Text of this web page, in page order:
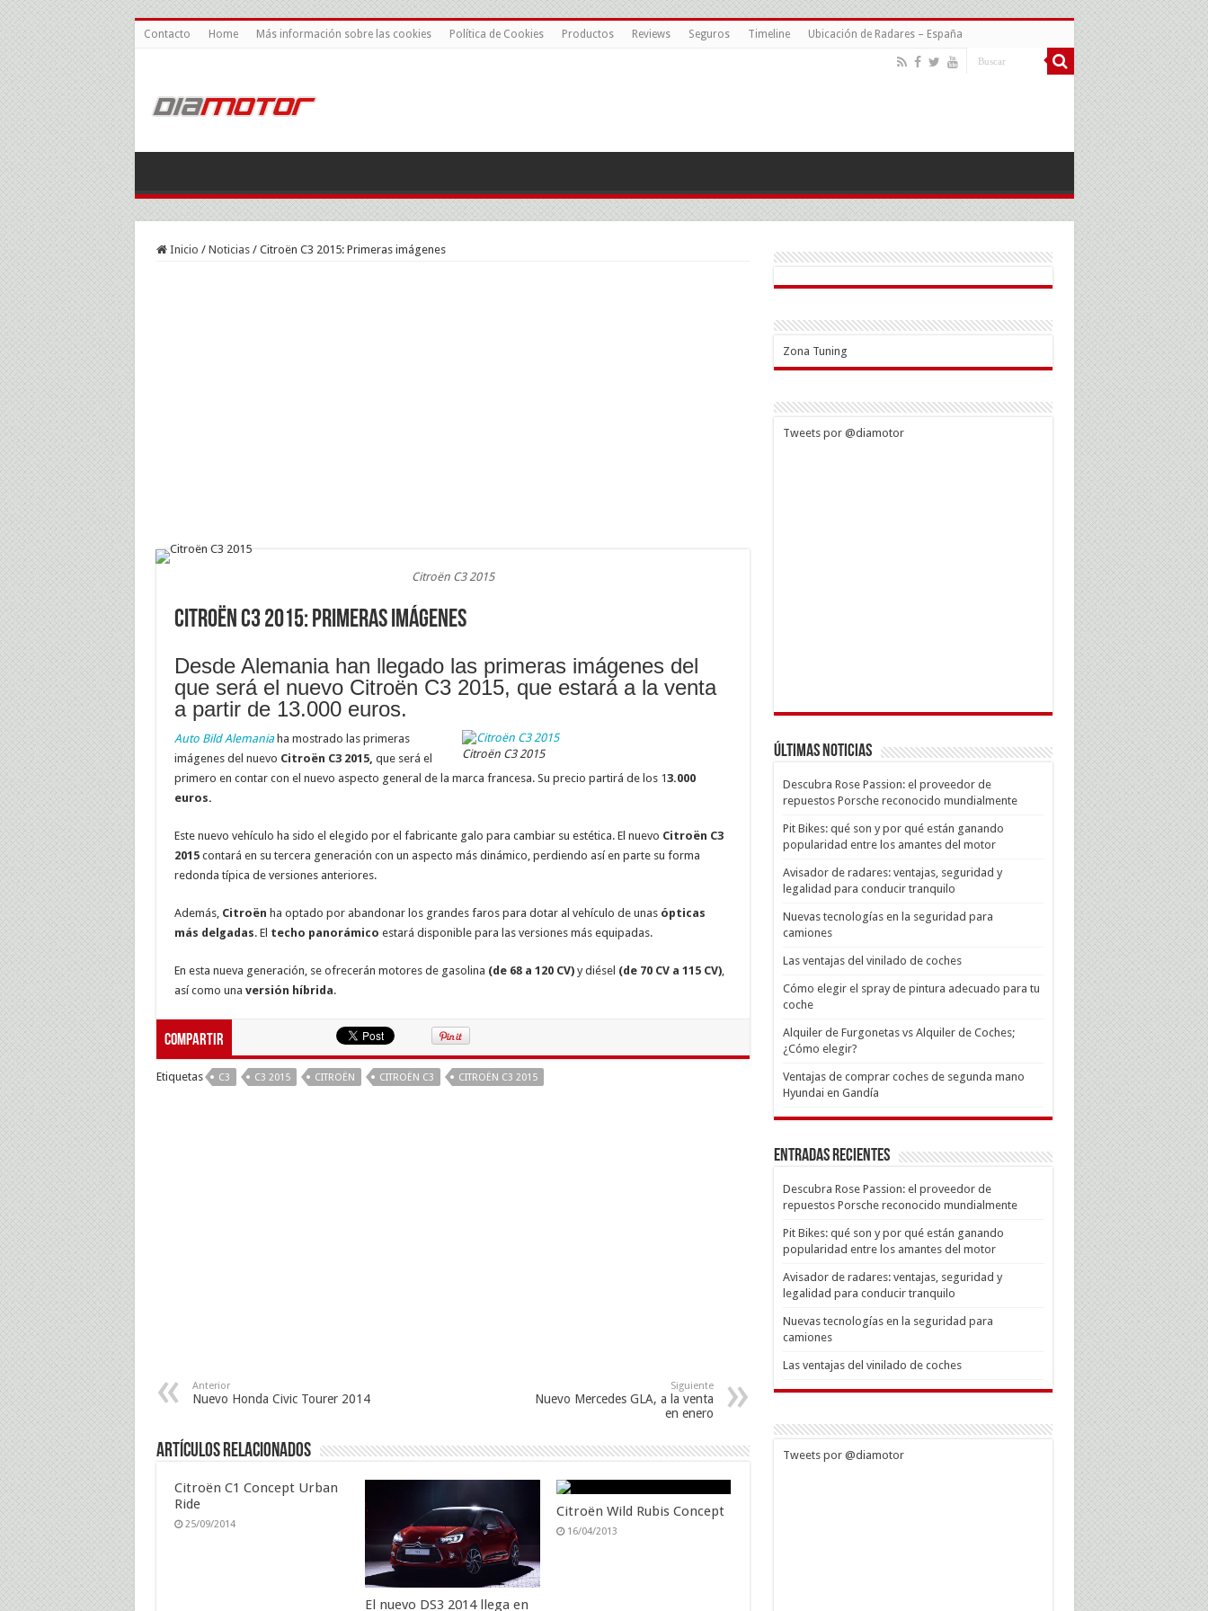
Contacto Home Más información sobre las cookies Política de Cookies Productos Reviews Seguros Timeline Ubicación de Radares – España
Inicio / Noticias / Citroën C3 2015: Primeras imágenes
Citroën C3 2015
Citroën C3 2015: Primeras imágenes
Desde Alemania han llegado las primeras imágenes del
que será el nuevo Citroën C3 2015, que estará a la venta
a partir de 13.000 euros.
Citroën C3 2015
Auto Bild Alemaniaha mostrado las primeras
imágenes del nuevo Citroën C3 2015, que será el
primero en contar con el nuevo aspecto general de la marca francesa. Su precio partirá de los 13.000
euros.
Este nuevo vehículo ha sido el elegido por el fabricante galo para cambiar su estética. El nuevo Citroën C3
2015contará en su tercera generación con un aspecto más dinámico, perdiendo así en parte su forma
redonda típica de versiones anteriores.
Además, Citroën ha optado por abandonar los grandes faros para dotar al vehículo de unasópticas
más delgadas. El techo panorámico estará disponible para las versiones más equipadas.
En esta nueva generación, se ofrecerán motores de gasolina (de 68 a 120 CV)y diésel (de 70 CV a 115 CV),
así como una versión híbrida.
Compartir
Etiquetas C3 C3 2015 CITROËN CITROËN C3 CITROËN C3 2015
Anterior
Nuevo Honda Civic Tourer 2014
Siguiente
Nuevo Mercedes GLA, a la venta
en enero
Artículos Relacionados
Citroën C1 Concept Urban
Ride
25/09/2014
El nuevo DS3 2014 llega en
Citroën Wild Rubis Concept
16/04/2013
Zona Tuning
Tweets por @diamotor
Últimas Noticias
Descubra Rose Passion: el proveedor de
repuestos Porsche reconocido mundialmente
Pit Bikes: qué son y por qué están ganando
popularidad entre los amantes del motor
Avisador de radares: ventajas, seguridad y
legalidad para conducir tranquilo
Nuevas tecnologías en la seguridad para
camiones
Las ventajas del vinilado de coches
Cómo elegir el spray de pintura adecuado para tu
coche
Alquiler de Furgonetas vs Alquiler de Coches;
¿Cómo elegir?
Ventajas de comprar coches de segunda mano
Hyundai en Gandía
Entradas recientes
Descubra Rose Passion: el proveedor de
repuestos Porsche reconocido mundialmente
Pit Bikes: qué son y por qué están ganando
popularidad entre los amantes del motor
Avisador de radares: ventajas, seguridad y
legalidad para conducir tranquilo
Nuevas tecnologías en la seguridad para
camiones
Las ventajas del vinilado de coches
Tweets por @diamotor